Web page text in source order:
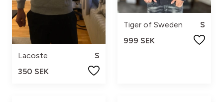
Lacoste
S
350 SEK
Tiger of Sweden
S
999 SEK